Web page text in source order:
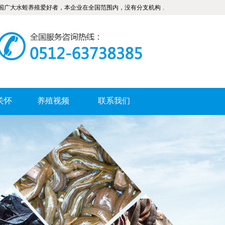
爱好者，本企业在全国范围内，没有分支机构，没有联营合作和加盟招商，希广
怀 养殖视频 联系我们